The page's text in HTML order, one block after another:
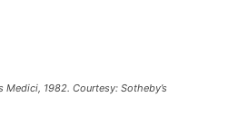
Medici, 1982. Courtesy: Sotheby’s